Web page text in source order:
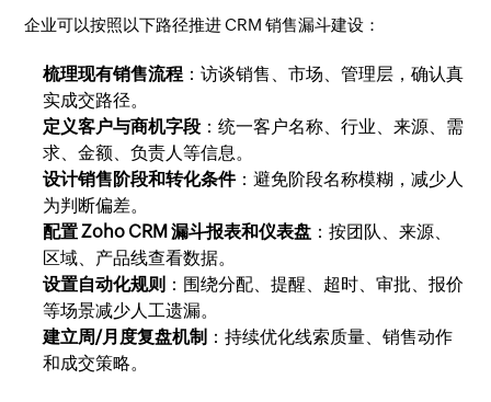
企业可以按照以下路径推进 CRM 销售漏斗建设：
梳理现有销售流程 ：访谈销售、市场、管理层，确认真
实成交路径。
定义客户与商机字段 ：统一客户名称、行业、来源、需
求、金额、负责人等信息。
设计销售阶段和转化条件：避免阶段名称模糊，减少人
为判断偏差。
配置 Zoho CRM 漏斗报表和仪表盘 ：按团队、来源、
区域、产品线查看数据。
设置自动化规则 ：围绕分配、提醒、超时、审批、报价
等场景减少人工遗漏。
建立周/月度复盘机制 ：持续优化线索质量、销售动作
和成交策略。